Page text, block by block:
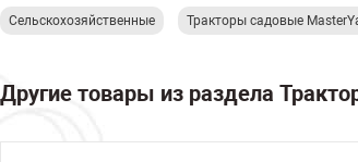
Сельскохозяйственные Тракторы садовые
Другие товары из раздела